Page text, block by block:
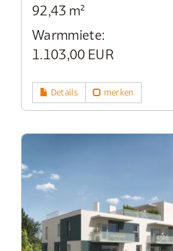
92,43 m²
Warmmiete:
1.103,00 EUR
Details merken